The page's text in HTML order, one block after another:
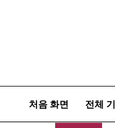
처음 화면 전체